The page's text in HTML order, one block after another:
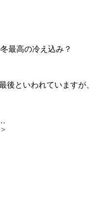
最高の冷え込み？
後といわれていますが
>